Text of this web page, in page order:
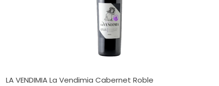
LA VENDIMIA La Vendimia Cabernet Roble